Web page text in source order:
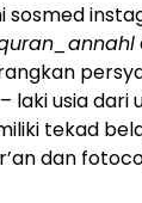
sosmed
laki usia dari
tekad
dan